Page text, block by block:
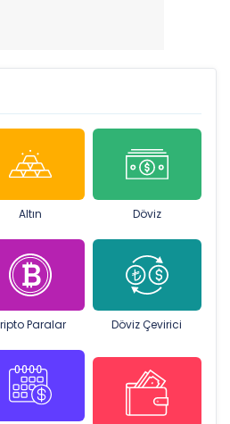
Altın Döviz
Paralar Döviz Çevirici